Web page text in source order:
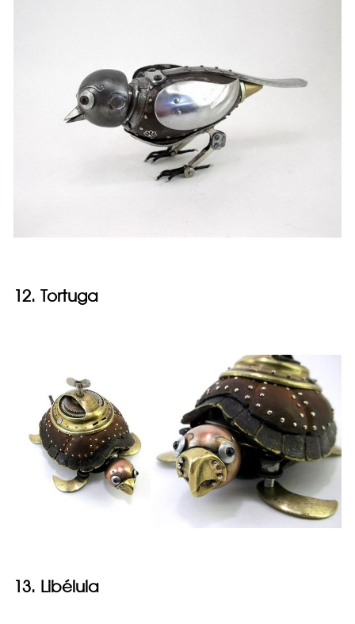
12. Tortuga
13. Libélula